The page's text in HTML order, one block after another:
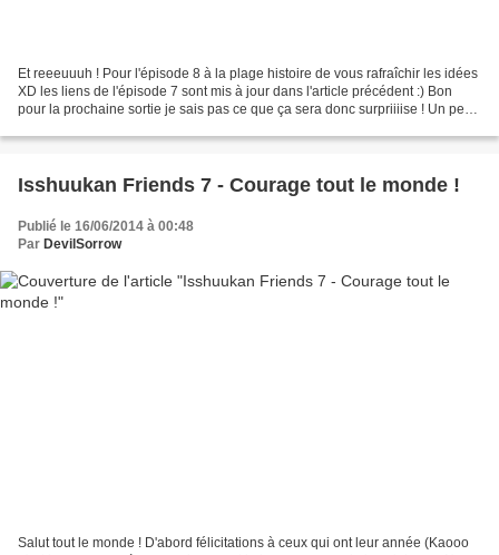
Et reeeuuuh ! Pour l'épisode 8 à la plage histoire de vous rafraîchir les idées
XD les liens de l'épisode 7 sont mis à jour dans l'article précédent :) Bon
pour la prochaine sortie je sais pas ce que ça sera donc surpriiiise ! Un peu
Isshuukan Friends 7 - Courage tout le monde !
Publié le 16/06/2014 à 00:48
Par DevilSorrow
Salut tout le monde ! D'abord félicitations à ceux qui ont leur année (Kaooo